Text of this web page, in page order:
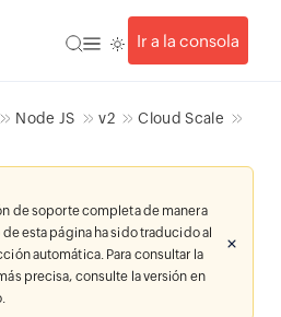
Ir a la consola
Node JS v2
Cloud Scale
de soporte completa de manera
esta página ha sido traducido al
automática. Para consultar la
precisa, consulte la versión en